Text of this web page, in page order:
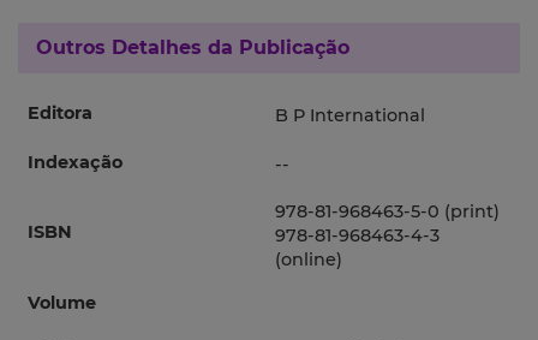
Outros Detalhes da Publicação
Editora B P International
Indexação --
ISBN
978-81-968463-5-0 (print)
978-81-968463-4-3
(online)
Volume